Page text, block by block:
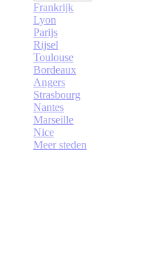
Frankrijk
Lyon
Parijs
Rijsel
Toulouse
Bordeaux
Angers
Strasbourg
Nantes
Marseille
Nice
Meer steden